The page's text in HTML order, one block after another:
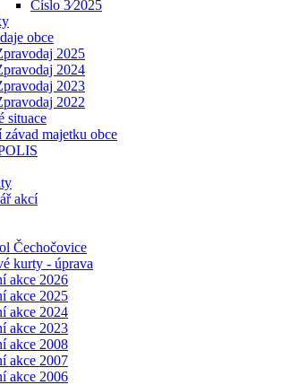
Číslo 3⁄2025
obce
2025
2024
2023
2022
situace
závad majetku obce
akcí
Čechočovice
kurty - úprava
akce 2026
akce 2025
akce 2024
akce 2023
akce 2008
akce 2007
akce 2006